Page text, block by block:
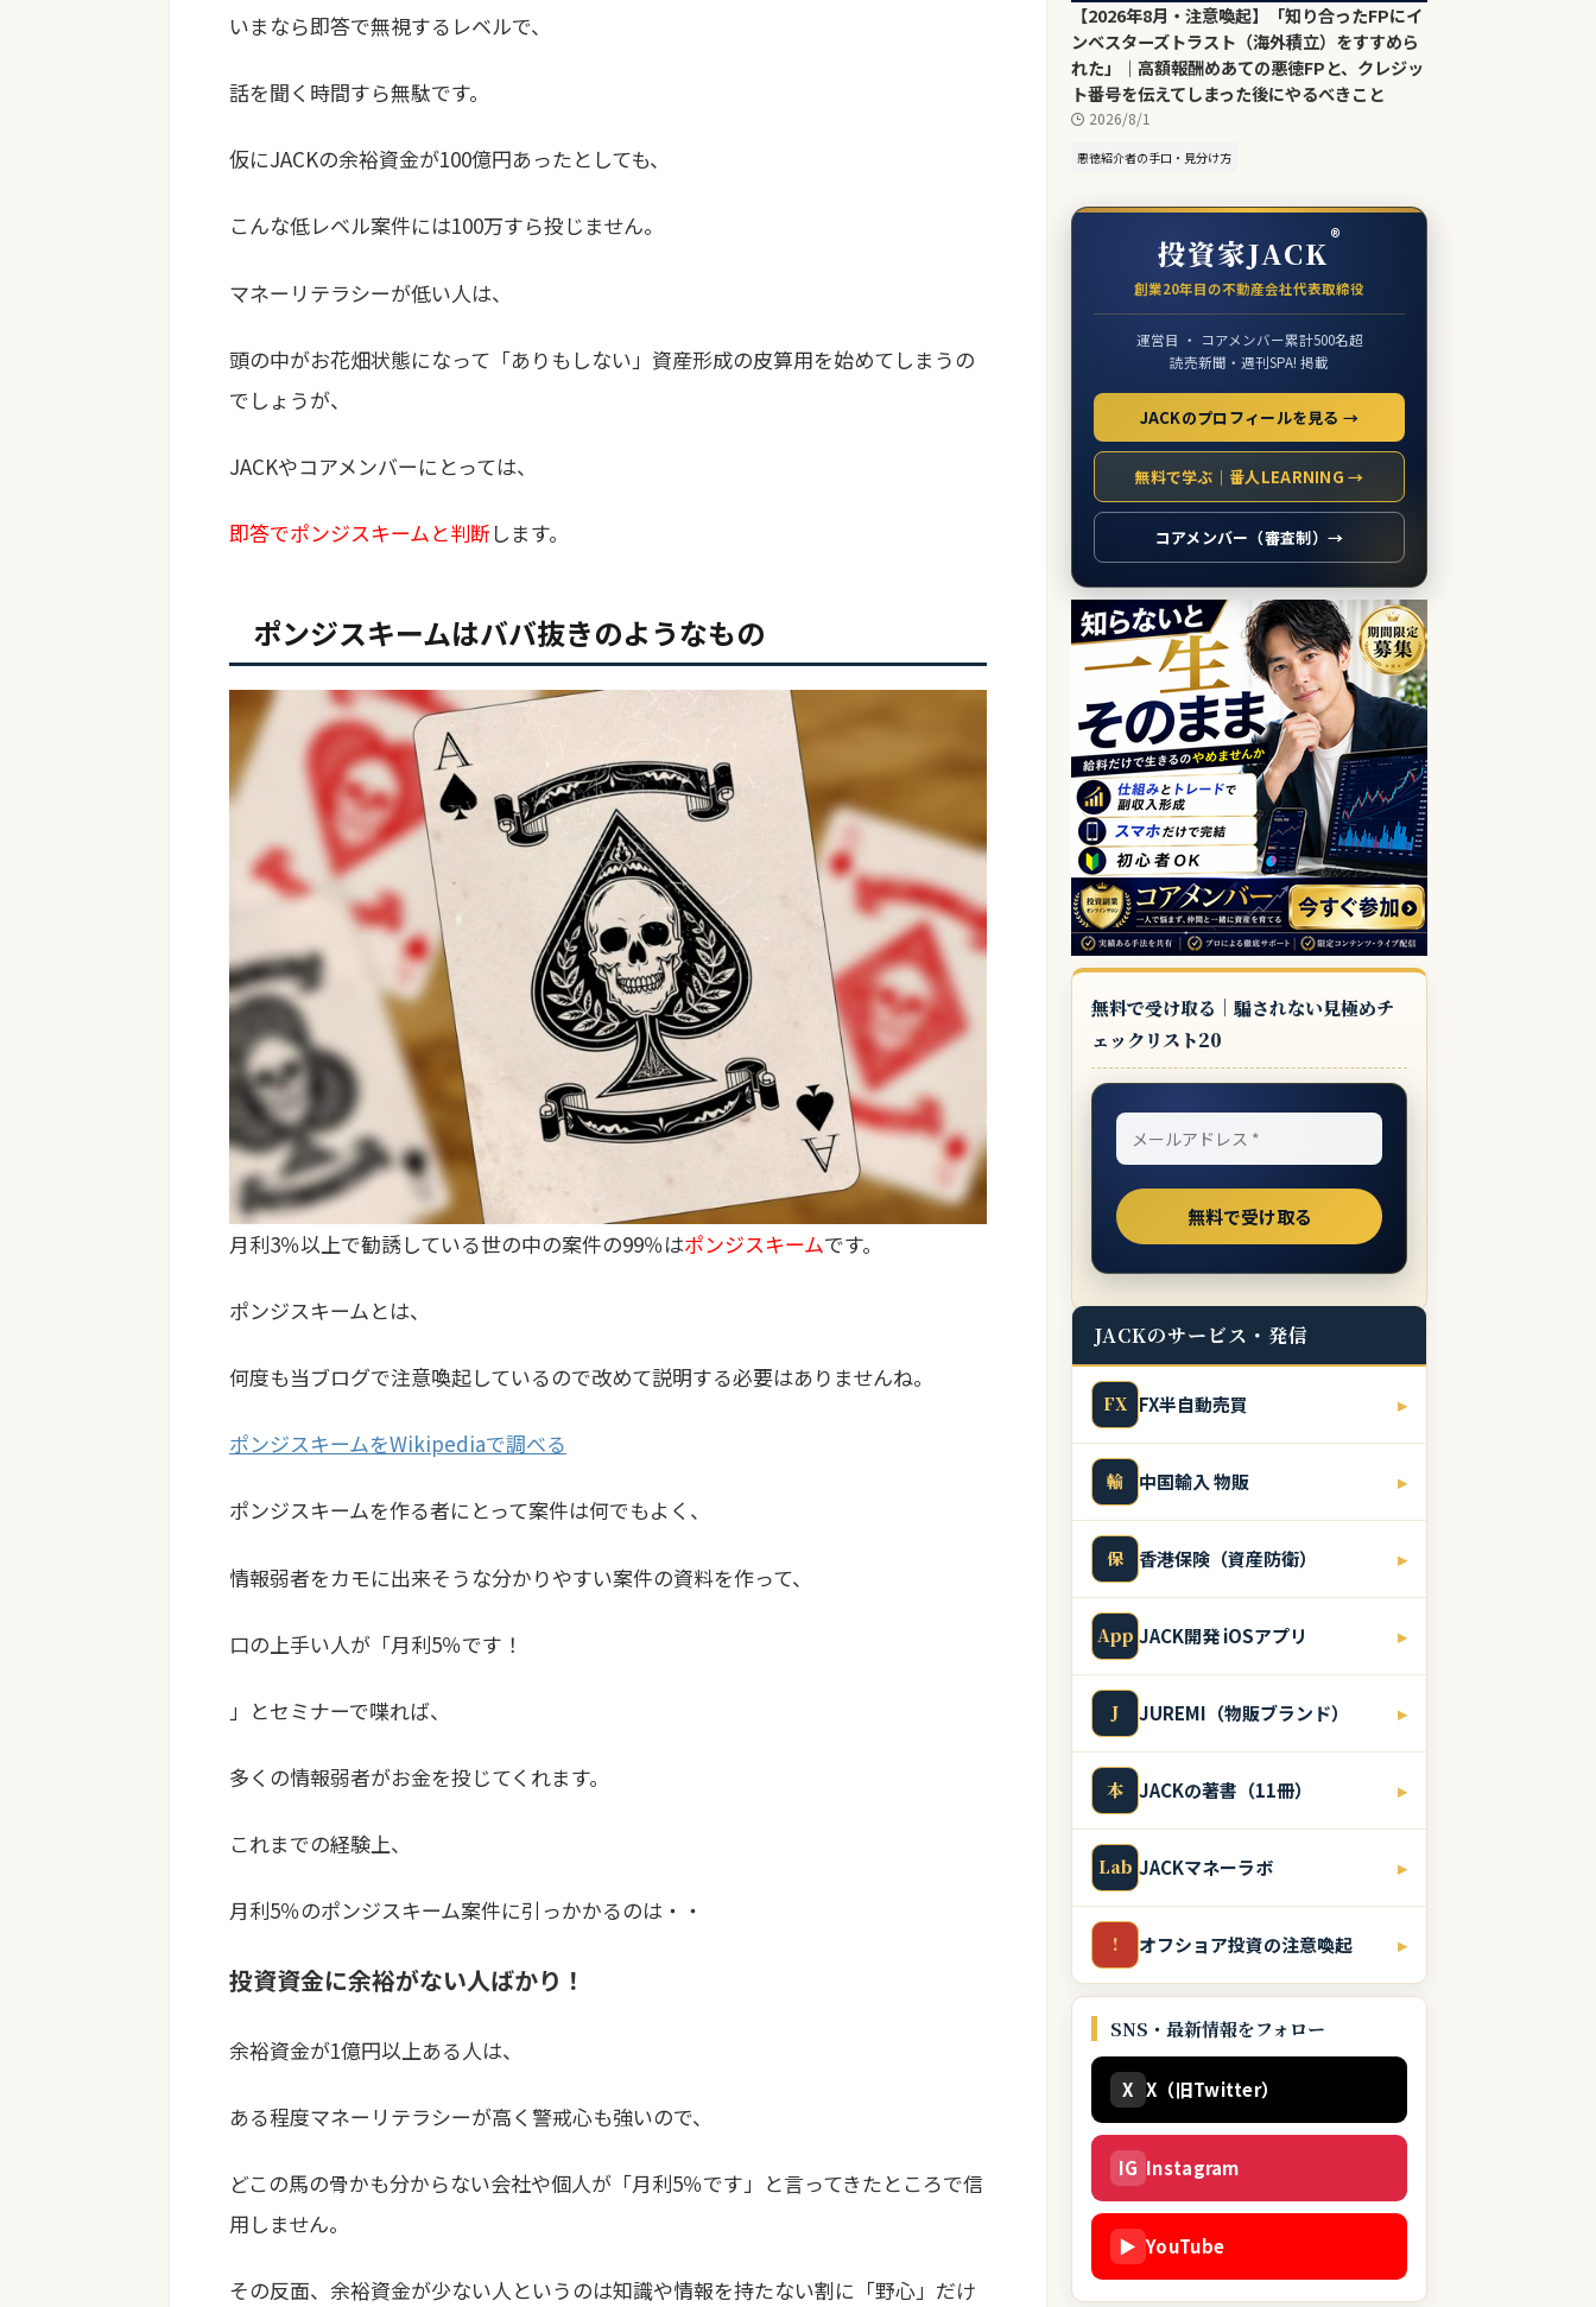
いまなら即答で無視するレベルで、
話を聞く時間すら無駄です。
仮にJACKの余裕資金が100億円あったとしても、
こんな低レベル案件には100万すら投じません。
マネーリテラシーが低い人は、
頭の中がお花畑状態になって「ありもしない」資産形成の皮算用を始めてしまうの
でしょうが、
JACKやコアメンバーにとっては、
即答でポンジスキームと判断 します。
ポンジスキームはババ抜きのようなもの
月利3％以上で勧誘している世の中の案件の99％はポンジスキームです。
ポンジスキームとは、
何度も当ブログで注意喚起しているので改めて説明する必要はありませんね。
ポンジスキームをWikipediaで調べる
ポンジスキームを作る者にとって案件は何でもよく、
情報弱者をカモに出来そうな分かりやすい案件の資料を作って、
口の上手い人が「月利5％です！
」とセミナーで喋れば、
多くの情報弱者がお金を投じてくれます。
これまでの経験上、
月利5％のポンジスキーム案件に引っかかるのは・・
投資資金に余裕がない人ばかり！
余裕資金が1億円以上ある人は、
ある程度マネーリテラシーが高く警戒心も強いので、
どこの馬の骨かも分からない会社や個人が「月利5％です」と言ってきたところで信
用しません。
その反面、余裕資金が少ない人というのは知識や情報を持たない割に「野心」だけ
【2026年8月・注意喚起】「知り合ったFPにイ
ンベスターズトラスト（海外積立）をすすめら
れた」｜高額報酬めあての悪徳FPと、クレジッ
ト番号を伝えてしまった後にやるべきこと
2026/8/1
悪徳紹介者の手口・見分け方
投資家JACK®
創業20年目の不動産会社代表取締役
運営目 ・ コアメンバー累計500名超
読売新聞・週刊SPA! 掲載
JACKのプロフィールを見る →
無料で学ぶ｜番人LEARNING →
コアメンバー（審査制）→
無料で受け取る｜騙されない見極めチ
ェックリスト20
JACKのサービス・発信
FX FX半自動売買 ▸
輸 中国輸入 物販 ▸
保 香港保険（資産防衛） ▸
App JACK開発 iOSアプリ ▸
J JUREMI（物販ブランド） ▸
本 JACKの著書（11冊） ▸
Lab JACKマネーラボ ▸
! オフショア投資の注意喚起 ▸
SNS・最新情報をフォロー
X X（旧Twitter）
IG Instagram
▶ YouTube